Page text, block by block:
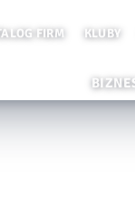
FIRM KLUBY